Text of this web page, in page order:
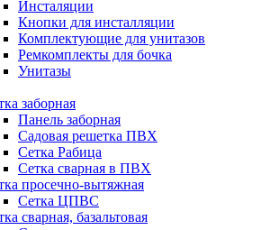
Инсталяции
Кнопки для инсталляции
Комплектующие для унитазов
Ремкомплекты для бочка
Унитазы
заборная
Панель заборная
Садовая решетка ПВХ
Сетка Рабица
Сетка сварная в ПВХ
просечно-вытяжная
Сетка ЦПВС
сварная, базальтовая